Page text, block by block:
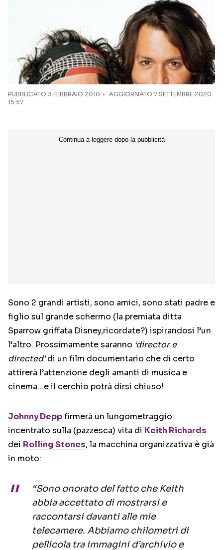
PUBBLICATO 3 FEBBRAIO 2010
AGGIORNATO 7 SETTEMBRE 2020
15:57
Sono 2 grandi artisti, sono amici, sono stati padre e
figlio sul grande schermo (la premiata ditta
Sparrow griffata Disney,ricordate?) ispirandosi l’un
l’altro. Prossimamente saranno ‘director e
directed’di un film documentario che di certo
attirerà l’attenzione degli amanti di musica e
cinema…e il cerchio potrà dirsi chiuso!
Johnny Deppfirmerà un lungometraggio
incentrato sulla (pazzesca) vita di Keith Richards
dei Rolling Stones, la macchina organizzativa è già
in moto:
“Sono onorato del fatto che Keith
abbia accettato di mostrarsi e
raccontarsi davanti alle mie
telecamere. Abbiamo chilometri di
pellicola tra immagini d’archivio e